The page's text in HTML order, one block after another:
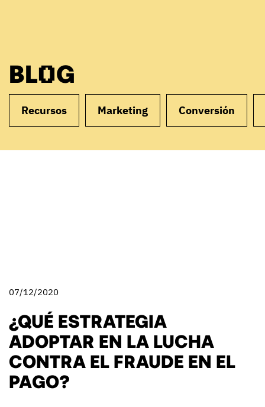
BLOG
Recursos Marketing Conversión
07/12/2020
¿QUÉ ESTRATEGIA
ADOPTAR EN LA LUCHA
CONTRA EL FRAUDE EN EL
PAGO?